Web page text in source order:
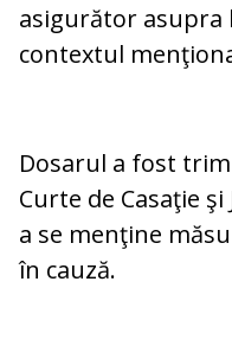
asigurător
contextul
Dosarul a fost
Curte de Casaţie
a se menţine
în cauză.